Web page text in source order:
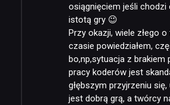
NEWSY
osiągnięciem jeśli chodzi
istotą gry 😉
Przy okazji, wiele złego
czasie powiedziałem,
bo,np,sytuacja z brakiem
pracy koderów jest
głębszym przyjrzeniu
jest dobrą grą, a twórcy